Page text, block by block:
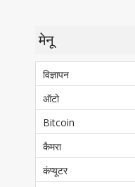
मेनू
विज्ञापन
ऑटो
Bitcoin
कैमरा
कंप्यूटर